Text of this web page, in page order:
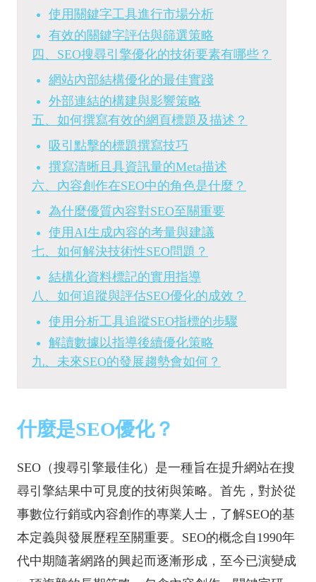
使用關鍵字工具進行市場分析
有效的關鍵字評估與篩選策略
四、SEO搜尋引擎優化的技術要素有哪些？
網站內部結構優化的最佳實踐
外部連結的構建與影響策略
五、如何撰寫有效的網頁標題及描述？
吸引點擊的標題撰寫技巧
撰寫清晰且具資訊量的Meta描述
六、內容創作在SEO中的角色是什麼？
為什麼優質內容對SEO至關重要
使用AI生成內容的考量與建議
七、如何解決技術性SEO問題？
結構化資料標記的實用指導
八、如何追蹤與評估SEO優化的成效？
使用分析工具追蹤SEO指標的步驟
解讀數據以指導後續優化策略
九、未來SEO的發展趨勢會如何？
什麼是SEO優化？
SEO（搜尋引擎最佳化）是一種旨在提升網站在搜
尋引擎結果中可見度的技術與策略。首先，對於從
事數位行銷或內容創作的專業人士，了解SEO的基
本定義與發展歷程至關重要。SEO的概念自1990年
代中期隨著網路的興起而逐漸形成，至今已演變成